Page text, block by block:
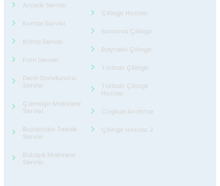
Arçelik Servisi
Kombi Servisi
Klima Servisi
Fırın Servisi
Derin Dondurucu
Servisi
Çamaşır Makinesi
Servisi
Buzdolabı Teknik
Servisi
Bulaşık Makinesi
Servisi
Çilingir Hocası
Bornova Çilingir
Bayraklı Çilingir
Torbalı Çilingir
Torbalı Çilingir
Hocası
Coşkun Anahtar
Çilingir Hocası 2